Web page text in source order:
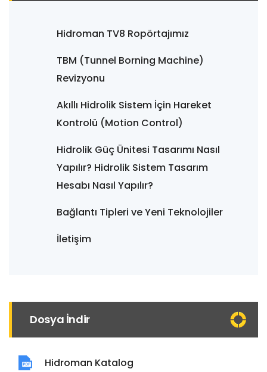
Hidroman TV8 Ropörtajımız
TBM (Tunnel Borning Machine)
Revizyonu
Akıllı Hidrolik Sistem İçin Hareket
Kontrolü (Motion Control)
Hidrolik Güç Ünitesi Tasarımı Nasıl
Yapılır? Hidrolik Sistem Tasarım
Hesabı Nasıl Yapılır?
Bağlantı Tipleri ve Yeni Teknolojiler
İletişim
Dosya İndir
Hidroman Katalog